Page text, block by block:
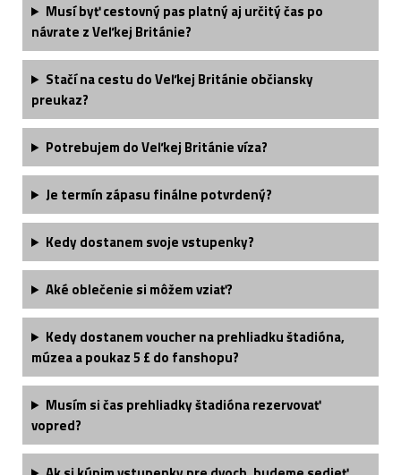
Musí byť cestovný pas platný aj určitý čas po
návrate z Veľkej Británie?
Stačí na cestu do Veľkej Británie občiansky
preukaz?
Potrebujem do Veľkej Británie víza?
Je termín zápasu finálne potvrdený?
Kedy dostanem svoje vstupenky?
Aké oblečenie si môžem vziať?
Kedy dostanem voucher na prehliadku štadióna,
múzea a poukaz 5 £ do fanshopu?
Musím si čas prehliadky štadióna rezervovať
vopred?